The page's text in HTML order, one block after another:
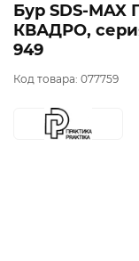
Бур SDS-
КВАДРО,
949
Код товара: 077759